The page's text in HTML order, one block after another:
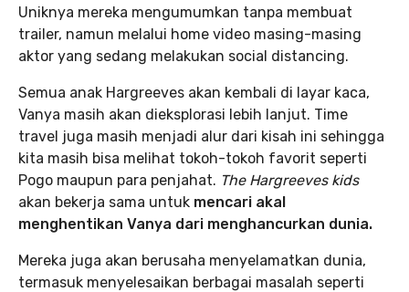
Uniknya mereka mengumumkan tanpa membuat
trailer, namun melalui home video masing-masing
aktor yang sedang melakukan social distancing.
Semua anak Hargreeves akan kembali di layar kaca,
Vanya masih akan dieksplorasi lebih lanjut. Time
travel juga masih menjadi alur dari kisah ini sehingga
kita masih bisa melihat tokoh-tokoh favorit seperti
Pogo maupun para penjahat. The Hargreeves kids
akan bekerja sama untuk mencari akal
menghentikan Vanya dari menghancurkan dunia.
Mereka juga akan berusaha menyelamatkan dunia,
termasuk menyelesaikan berbagai masalah seperti